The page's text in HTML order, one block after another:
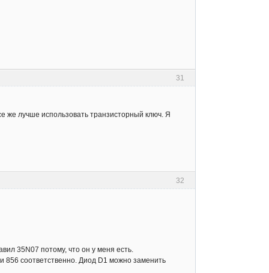
31
же лучше использовать транзисторный ключ. Я
32
35N07 потому, что он у меня есть.
856 соответственно. Диод D1 можно заменить